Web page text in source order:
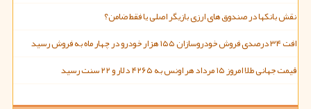
نقش بانکها در صندوق های ارزی بازیگر اصلی یا فقط ضامن؟
افت ۳۴ درصدی فروش خودروسازان ۱۵۵ هزار خودرو در چهار ماه به فروش رسید
قیمت جهانی طلا امروز ۱۵ مرداد هر اونس به ۴۲۶۵ دلار و ۲۲ سنت رسید